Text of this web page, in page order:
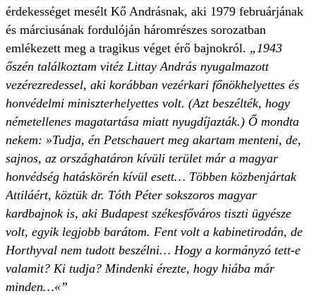
érdekességet mesélt Kő Andrásnak, aki 1979 februárjának
és márciusának fordulóján háromrészes sorozatban
emlékezett meg a tragikus véget érő bajnokról. „1943
őszén találkoztam vitéz Littay András nyugalmazott
vezérezredessel, aki korábban vezérkari főnökhelyettes és
honvédelmi miniszterhelyettes volt. (Azt beszélték, hogy
németellenes magatartása miatt nyugdíjazták.) Ő mondta
nekem: »Tudja, én Petschauert meg akartam menteni, de,
sajnos, az országhatáron kívüli terület már a magyar
honvédség hatáskörén kívül esett… Többen közbenjártak
Attiláért, köztük dr. Tóth Péter sokszoros magyar
kardbajnok is, aki Budapest székesfőváros tiszti ügyésze
volt, egyik legjobb barátom. Fent volt a kabinetirodán, de
Horthyval nem tudott beszélni… Hogy a kormányzó tett-e
valamit? Ki tudja? Mindenki érezte, hogy hiába már
minden…«”